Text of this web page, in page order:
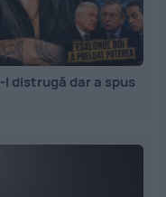
distrugă dar a spus